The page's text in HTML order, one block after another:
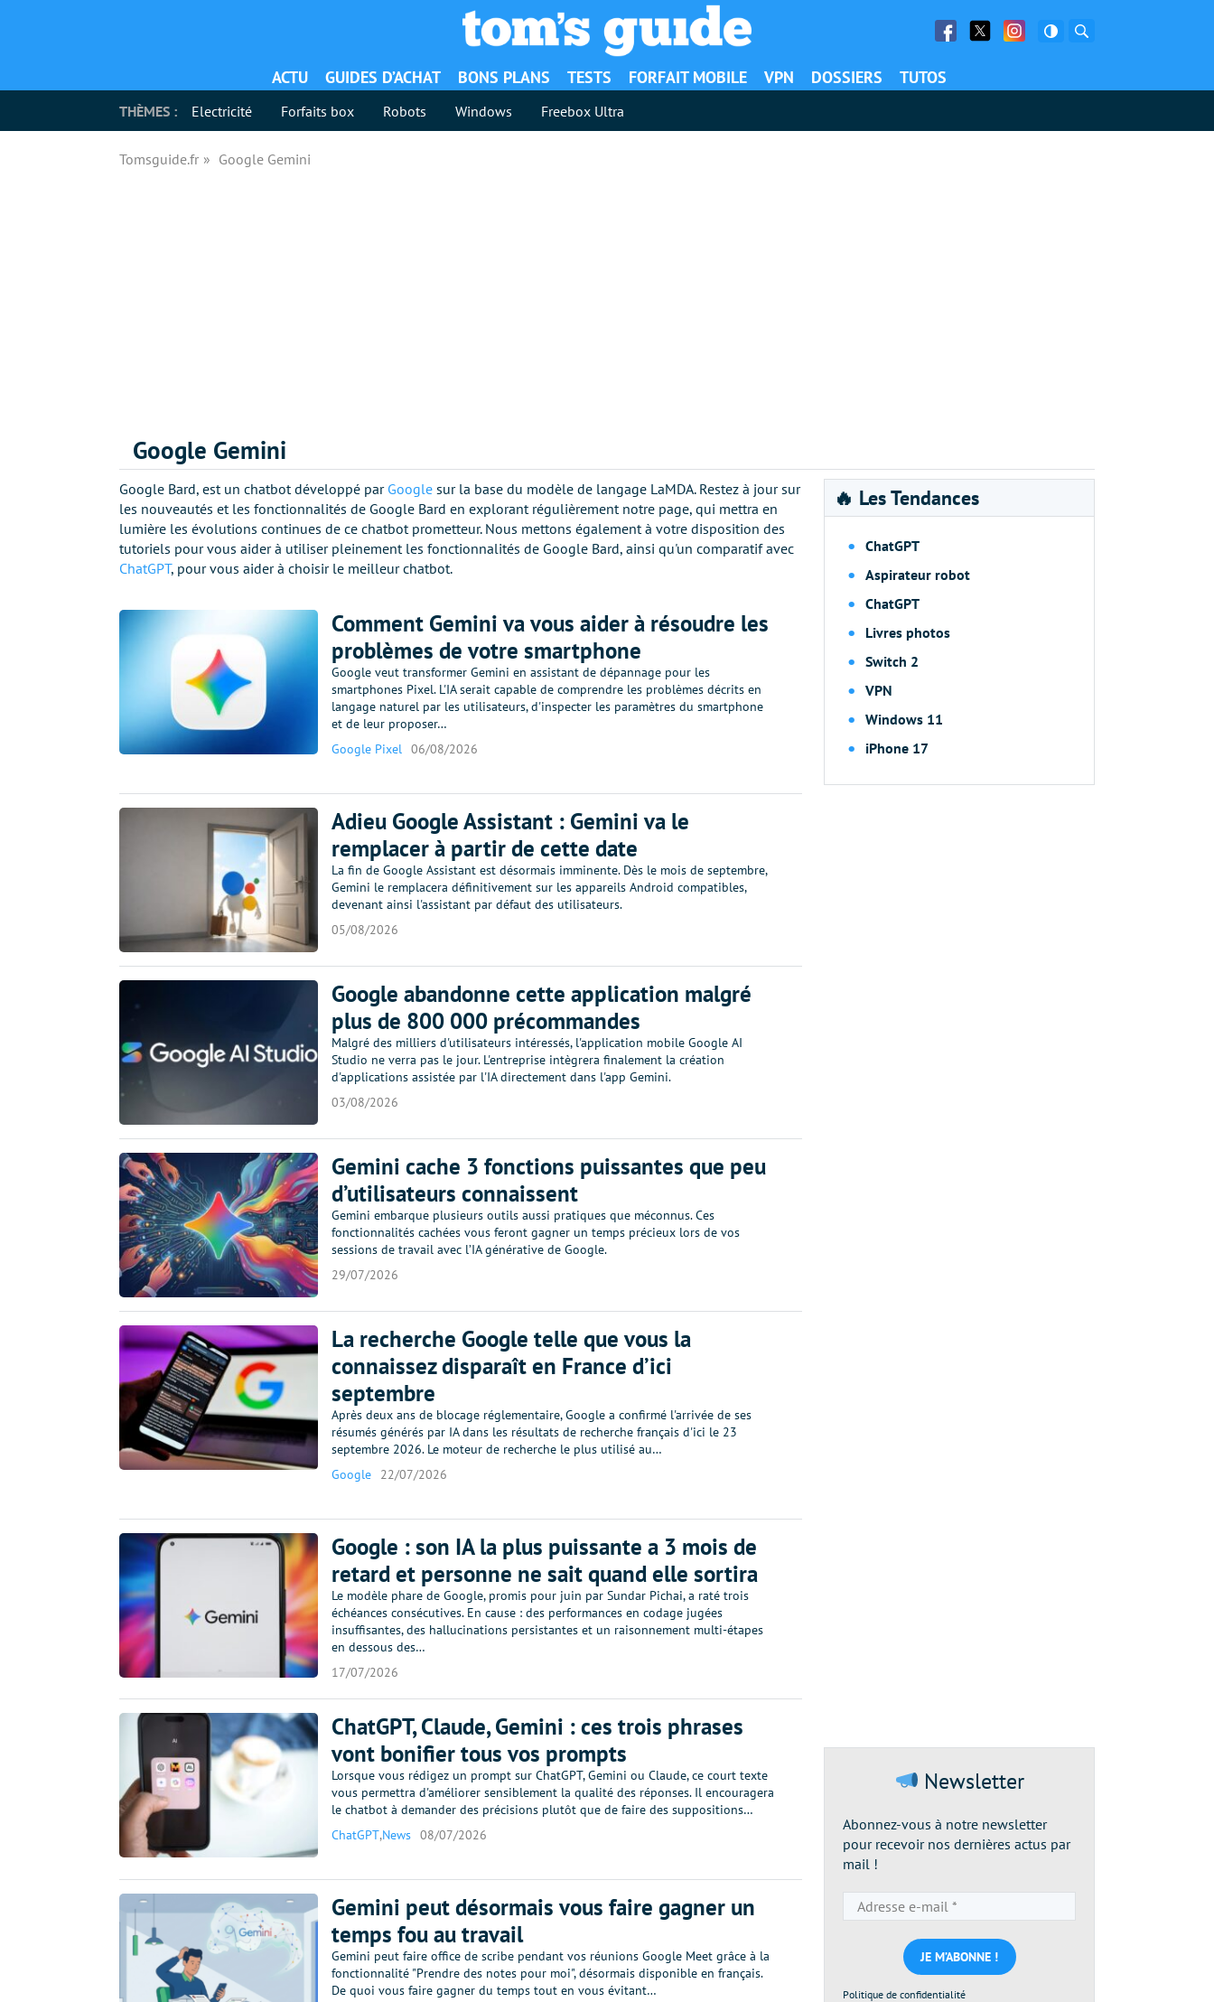
Facebook
Twitter Facebook
ACTU GUIDES D’ACHAT BONS PLANS TESTS FORFAIT MOBILE VPN DOSSIERS TUTOS
THÈMES : Electricité Forfaits box Robots Windows Freebox Ultra
Tomsguide.fr Google Gemini
Google Gemini
Google Bard, est un chatbot développé par Google sur la base du modèle de langage LaMDA. Restez à jour sur
les nouveautés et les fonctionnalités de Google Bard en explorant régulièrement notre page, qui mettra en
lumière les évolutions continues de ce chatbot prometteur. Nous mettons également à votre disposition des
tutoriels pour vous aider à utiliser pleinement les fonctionnalités de Google Bard, ainsi qu'un comparatif avec
ChatGPT, pour vous aider à choisir le meilleur chatbot.
Comment Gemini va vous aider à résoudre les
problèmes de votre smartphone
Google veut transformer Gemini en assistant de dépannage pour les
smartphones Pixel. L'IA serait capable de comprendre les problèmes décrits en
langage naturel par les utilisateurs, d'inspecter les paramètres du smartphone
et de leur proposer…
Google Pixel 06/08/2026
Adieu Google Assistant : Gemini va le
remplacer à partir de cette date
La fin de Google Assistant est désormais imminente. Dès le mois de septembre,
Gemini le remplacera définitivement sur les appareils Android compatibles,
devenant ainsi l'assistant par défaut des utilisateurs.
05/08/2026
Google abandonne cette application malgré
plus de 800 000 précommandes
Malgré des milliers d'utilisateurs intéressés, l'application mobile Google AI
Studio ne verra pas le jour. L'entreprise intègrera finalement la création
d'applications assistée par l'IA directement dans l'app Gemini.
03/08/2026
Gemini cache 3 fonctions puissantes que peu
d’utilisateurs connaissent
Gemini embarque plusieurs outils aussi pratiques que méconnus. Ces
fonctionnalités cachées vous feront gagner un temps précieux lors de vos
sessions de travail avec l’IA générative de Google.
29/07/2026
La recherche Google telle que vous la
connaissez disparaît en France d’ici
septembre
Après deux ans de blocage réglementaire, Google a confirmé l'arrivée de ses
résumés générés par IA dans les résultats de recherche français d'ici le 23
septembre 2026. Le moteur de recherche le plus utilisé au…
Google
22/07/2026
Google : son IA la plus puissante a 3 mois de
retard et personne ne sait quand elle sortira
Le modèle phare de Google, promis pour juin par Sundar Pichai, a raté trois
échéances consécutives. En cause : des performances en codage jugées
insuffisantes, des hallucinations persistantes et un raisonnement multi-étapes
en dessous des…
17/07/2026
ChatGPT, Claude, Gemini : ces trois phrases
vont bonifier tous vos prompts
Lorsque vous rédigez un prompt sur ChatGPT, Gemini ou Claude, ce court texte
vous permettra d'améliorer sensiblement la qualité des réponses. Il encouragera
le chatbot à demander des précisions plutôt que de faire des suppositions…
ChatGPT,News 08/07/2026
Gemini peut désormais vous faire gagner un
temps fou au travail
Gemini peut faire office de scribe pendant vos réunions Google Meet grâce à la
fonctionnalité "Prendre des notes pour moi", désormais disponible en français.
De quoi vous faire gagner du temps tout en vous évitant…
🔥 Les Tendances
ChatGPT
Aspirateur robot
ChatGPT
Livres photos
Switch 2
VPN
Windows 11
iPhone 17
Newsletter
Abonnez-vous à notre newsletter
pour recevoir nos dernières actus par
mail !
e-
mail
*
Politique de confidentialité